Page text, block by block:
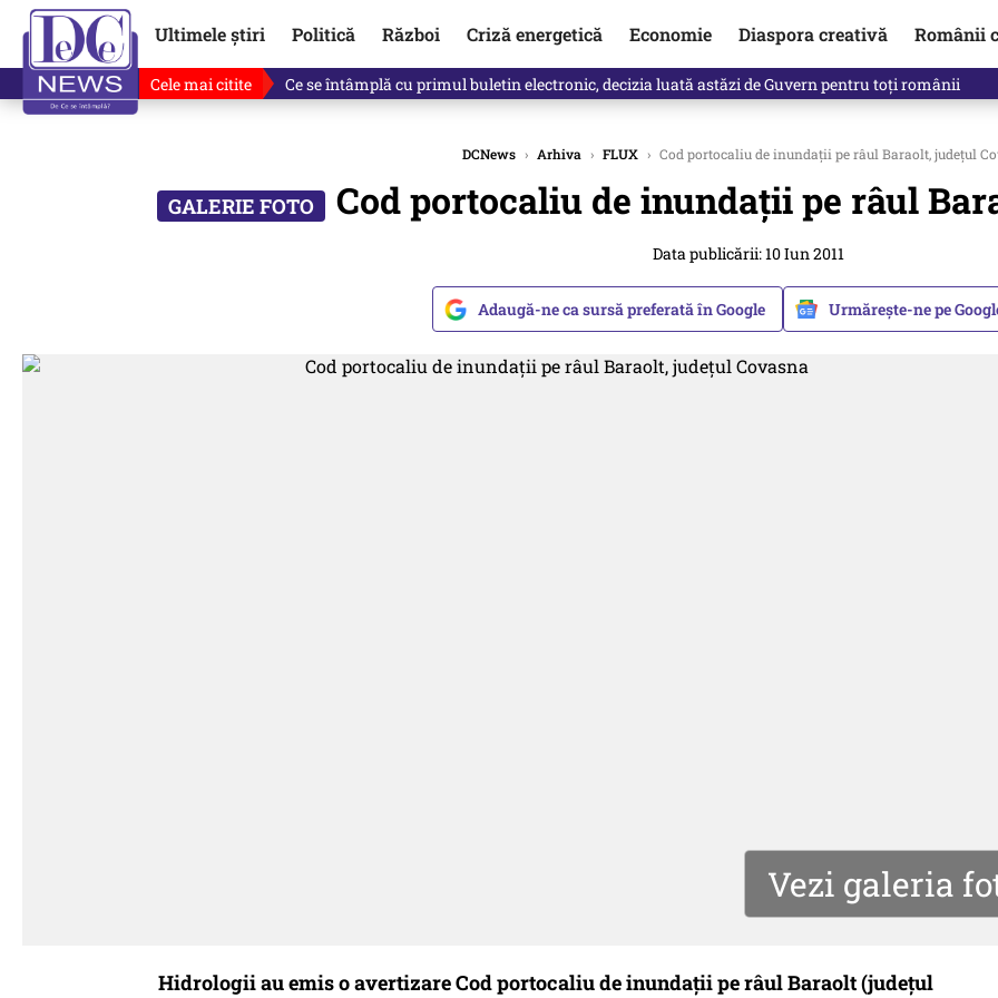
Ultimele știri Politică Război Criză energetică Economie Diaspora creativă Românii
Cele mai citite Singurul lucru care l-ar putea clinti pe Ilie Bolojan de la Palatul Victoria. Verdictul lui Bogdan
DCNews › Arhiva › FLUX › Cod portocaliu de inundaţii pe râul Baraolt, judeţul
Cod portocaliu de inundaţii pe râul
Data publicării: 10 Iun 2011
Adaugă-ne ca sursă preferată în Google Urmărește-ne pe
Vezi galeria
Hidrologii au emis o avertizare Cod portocaliu de inundaţii pe râul Baraolt (judeţul